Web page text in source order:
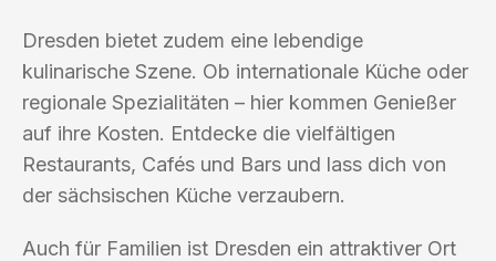
Dresden bietet zudem eine lebendige
kulinarische Szene. Ob internationale Küche oder
regionale Spezialitäten – hier kommen Genießer
auf ihre Kosten. Entdecke die vielfältigen
Restaurants, Cafés und Bars und lass dich von
der sächsischen Küche verzaubern.
Auch für Familien ist Dresden ein attraktiver Ort